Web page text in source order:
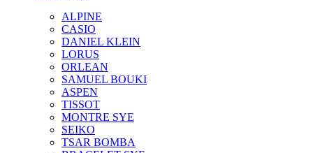
ALPINE
CASIO
DANIEL KLEIN
LORUS
ORLEAN
SAMUEL BOUKI
ASPEN
TISSOT
MONTRE SYE
SEIKO
TSAR BOMBA